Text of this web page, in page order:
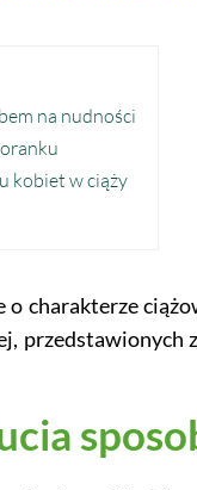
na nudności
kobiet w ciąży
o charakterze
przedstawionych